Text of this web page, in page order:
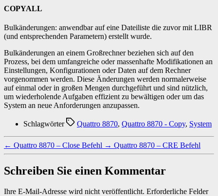
COPYALL
Bulkänderungen: anwendbar auf eine Dateiliste die zuvor mit LIBR
(und entsprechenden Parametern) erstellt wurde.
Bulkänderungen an einem Großrechner beziehen sich auf den
Prozess, bei dem umfangreiche oder massenhafte Modifikationen an
Einstellungen, Konfigurationen oder Daten auf dem Rechner
vorgenommen werden. Diese Änderungen werden normalerweise
auf einmal oder in großen Mengen durchgeführt und sind nützlich,
um wiederholende Aufgaben effizient zu bewältigen oder um das
System an neue Anforderungen anzupassen.
Schlagwörter Quattro 8870, Quattro 8870 - Copy, System
← Quattro 8870 – Close Befehl → Quattro 8870 – CRE Befehl
Schreiben Sie einen Kommentar
Ihre E-Mail-Adresse wird nicht veröffentlicht. Erforderliche Felder